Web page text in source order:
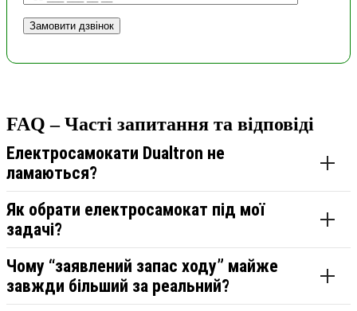
FAQ – Часті запитання та відповіді
Електросамокати Dualtron не
ламаються?
Як обрати електросамокат під мої
задачі?
Чому “заявлений запас ходу” майже
завжди більший за реальний?